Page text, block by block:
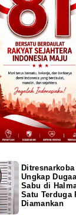
Ungkap
Sabu di
Satu Terduga
Diamankan